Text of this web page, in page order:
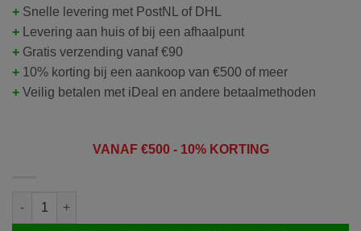
+ Snelle levering met PostNL of DHL
+
Levering aan huis of bij een afhaalpunt
+ Gratis verzending vanaf €90
+ 10% korting bij een aankoop van €500 of meer
+ Veilig betalen met iDeal en andere betaalmethoden
VANAF €500 - 10% KORTING
DS4856 - 1V2 - 1 x DS4850 basisset + 2 x DS4801 scherm aantal